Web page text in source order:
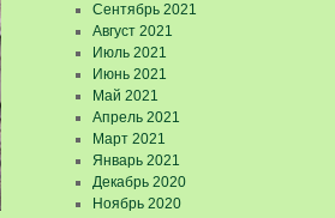
Сентябрь 2021
Август 2021
Июль 2021
Июнь 2021
Май 2021
Апрель 2021
Март 2021
Январь 2021
Декабрь 2020
Ноябрь 2020